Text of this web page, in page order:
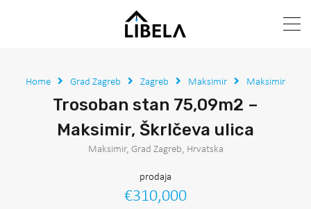
Home Grad Zagreb Zagreb Maksimir Maksimir
Trosoban stan 75,09m2 –
Maksimir, Škrlčeva ulica
Maksimir, Grad Zagreb, Hrvatska
prodaja
€310,000